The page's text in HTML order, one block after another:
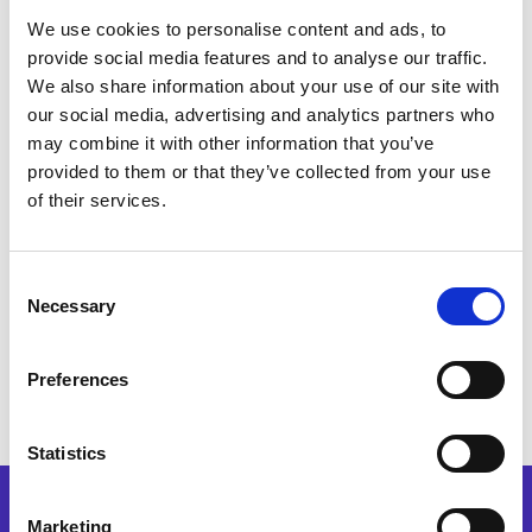
We use cookies to personalise content and ads, to
provide social media features and to analyse our traffic.
We also share information about your use of our site with
our social media, advertising and analytics partners who
may combine it with other information that you’ve
provided to them or that they’ve collected from your use
of their services.
Selection
Necessary
Preferences
Statistics
Marketing
Gefragmenteerde systemen maken
realtime inzicht in cash, risico en
prestaties moeilijk.
Hoe Esker helpt